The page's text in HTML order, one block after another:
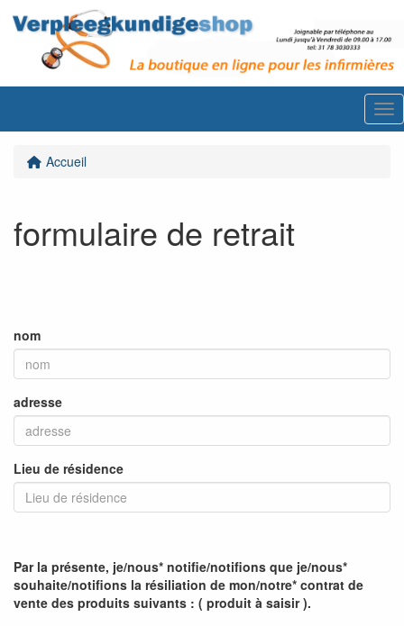
Accueil
formulaire de retrait
nom
adresse
Lieu de résidence
Par la présente, je/nous* notifie/notifions que je/nous*
souhaite/notifions la résiliation de mon/notre* contrat de
vente des produits suivants : ( produit à saisir ).